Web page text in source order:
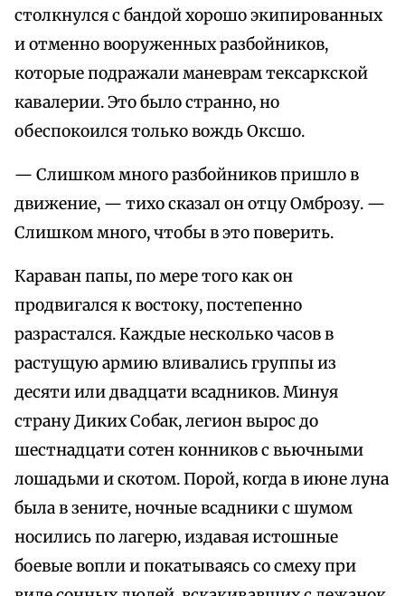
столкнулся с бандой хорошо экипированных
и отменно вооруженных разбойников,
которые подражали маневрам тексаркской
кавалерии. Это было странно, но
обеспокоился только вождь Оксшо.
— Слишком много разбойников пришло в
движение, — тихо сказал он отцу Омброзу. —
Слишком много, чтобы в это поверить.
Караван папы, по мере того как он
продвигался к востоку, постепенно
разрастался. Каждые несколько часов в
растущую армию вливались группы из
десяти или двадцати всадников. Минуя
страну Диких Собак, легион вырос до
шестнадцати сотен конников с вьючными
лошадьми и скотом. Порой, когда в июне луна
была в зените, ночные всадники с шумом
носились по лагерю, издавая истошные
боевые вопли и покатываясь со смеху при